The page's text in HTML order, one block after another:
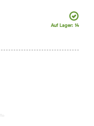
Auf Lager: 14